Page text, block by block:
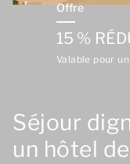
Offre
15 %
Valable pour
Séjour
un hôtel